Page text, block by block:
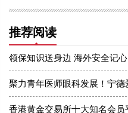
推荐阅读